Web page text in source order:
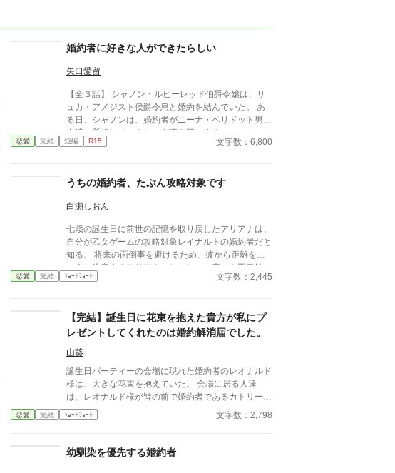
婚約者に好きな人ができたらしい
矢口愛留
【全３話】 シャノン・ルビーレッド伯爵令嬢は、リ
ュカ・アメジスト侯爵令息と婚約を結んでいた。 あ
る日、シャノンは、婚約者がニーナ・ペリドット男爵
令嬢に懸想しているという噂を耳にする。 シャノン
は断罪を回避するため、リュカとの婚約を円満に解消
にも掲載しています。
恋愛 完結 短編 R15 文字数：6,800
うちの婚約者、たぶん攻略対象です
白瀬しおん
七歳の誕生日に前世の記憶を取り戻したアリアナは、
自分が乙女ゲームの攻略対象レイナルトの婚約者だと
知る。 将来の面倒事を避けるため、彼から距離を置
こうと決意するアリアナ。しかし、中庭でも図書館で
も購買でも、なぜか行く先々でレイナルトと遭遇して
ようで――。
恋愛 完結 ｼｮｰﾄｼｮｰﾄ 文字数：2,445
【完結】誕生日に花束を抱えた貴方が私にプ
レゼントしてくれたのは婚約解消届でした。
山葵
誕生日パーティーの会場に現れた婚約者のレオナルド
様は、大きな花束を抱えていた。 会場に居る人達
は、レオナルド様が皆の前で婚約者であるカトリーヌ
にプレゼントするのだと思っていた。
恋愛 完結 ｼｮｰﾄｼｮｰﾄ 文字数：2,798
幼馴染を優先する婚約者